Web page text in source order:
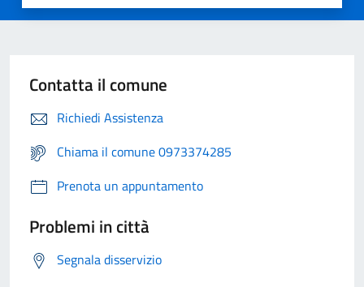
Contatta il comune
Richiedi Assistenza
Chiama il comune 0973374285
Prenota un appuntamento
Problemi in città
Segnala disservizio